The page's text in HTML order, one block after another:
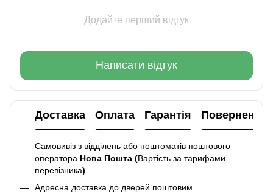
Додайте перший відгук
Написати відгук
Доставка Оплата Гарантія Повернення
Самовивіз з відділень або поштоматів поштового
оператора Нова Пошта (Вартість за тарифами
перевізника)
Адресна доставка до дверей поштовим